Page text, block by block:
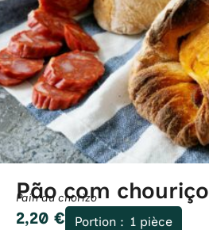
Pão com chouriço
Pain au chorizo
2,20 € Portion : 1 pièce